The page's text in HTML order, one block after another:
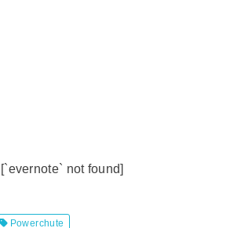
[`evernote` not found]
Powerchute